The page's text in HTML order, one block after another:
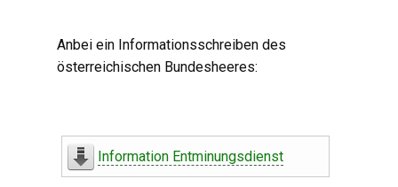
Anbei ein Informationsschreiben des
österreichischen Bundesheeres:
Information Entminungsdienst